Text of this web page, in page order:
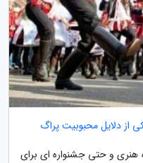
از دلایل محبوبیت پراگ
و حتی جشنواره ای برای